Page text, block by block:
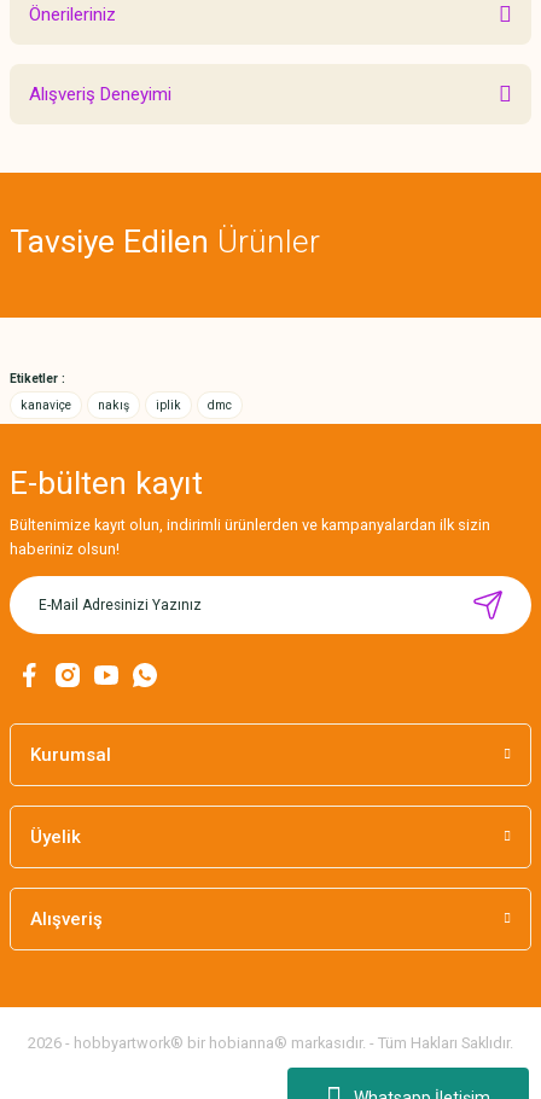
Önerileriniz
Bu ürünün fiyat bilgisi, resim, ürün açıklamalarında ve diğer konularda
yetersiz gördüğünüz noktaları öneri formunu kullanarak tarafımıza
Ürün açıklamasında eksik bilgiler bulunuyor.
Alışveriş Deneyimi
Tavsiye Edilen Ürünler
MIKNATISLI İĞNE TUTUCU-BAHAR
Etiketler :
kanaviçe
nakış iplik dmc
E-bülten kayıt
Bültenimize kayıt olun, indirimli ürünlerden ve kampanyalardan ilk sizin
haberiniz olsun!
Kurumsal
Üyelik
Alışveriş
2026 - hobbyartwork® bir hobianna® markasıdır. - Tüm Hakları Saklıdır.